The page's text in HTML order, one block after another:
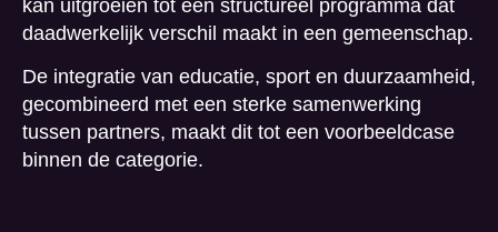
kan uitgroeien tot een structureel programma dat
daadwerkelijk verschil maakt in een gemeenschap.
De integratie van educatie, sport en duurzaamheid,
gecombineerd met een sterke samenwerking
tussen partners, maakt dit tot een voorbeeldcase
binnen de categorie.